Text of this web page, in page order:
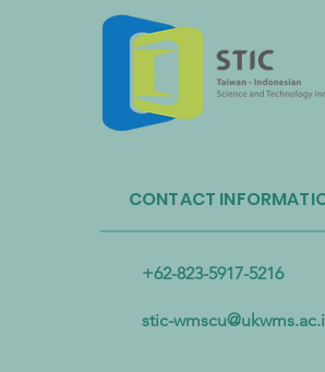
untuk
Sumber
CONTACT
+62-823-5917-5216
stic-